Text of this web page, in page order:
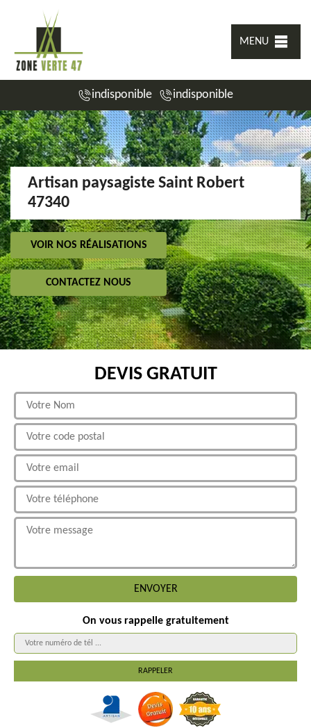
MENU
indisponible indisponible
Artisan paysagiste Saint Robert
47340
VOIR NOS RÉALISATIONS
CONTACTEZ NOUS
DEVIS GRATUIT
On vous rappelle gratuitement